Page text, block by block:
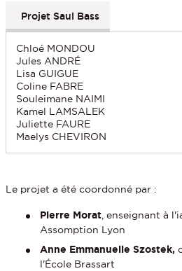
Projet Saul Bass
Chloé MONDOU
Jules ANDRÉ
Lisa GUIGUE
Coline FABRE
Souleimane NAIMI
Kamel LAMSALEK
Juliette FAURE
Maelys CHEVIRON
Le projet a été coordonné par :
Pierre Morat, enseignant à
Assomption Lyon
Anne Emmanuelle Szostek,
l'École Brassart